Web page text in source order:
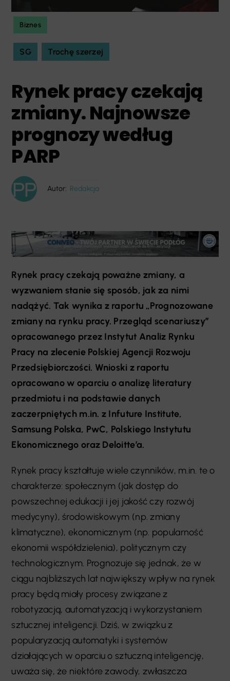
Biznes
SG Trochę szerzej
Rynek pracy czekają
zmiany. Najnowsze
prognozy według
PARP
Autor: Redakcja
Rynek pracy czekają poważne zmiany, a
wyzwaniem stanie się sposób, jak za nimi
nadążyć. Tak wynika z raportu „Prognozowane
zmiany na rynku pracy. Przegląd scenariuszy”
opracowanego przez Instytut Analiz Rynku
Pracy na zlecenie Polskiej Agencji Rozwoju
Przedsiębiorczości. Wnioski z raportu
opracowano w oparciu o analizę literatury
przedmiotu i na podstawie danych
zaczerpniętych m.in. z Infuture Institute,
Samsung Polska, PwC, Polskiego Instytutu
Ekonomicznego oraz Deloitte’a.
Rynek pracy kształtuje wiele czynników, m.in. te o
charakterze: społecznym (jak dostęp do
powszechnej edukacji i jej jakość czy rozwój
medycyny), środowiskowym (np. zmiany
klimatyczne), ekonomicznym (np. popularność
ekonomii współdzielenia), politycznym czy
technologicznym. Prognozuje się jednak, że w
ciągu najbliższych lat największy wpływ na rynek
pracy będą miały procesy związane z
robotyzacją, automatyzacją i wykorzystaniem
sztucznej inteligencji. Dziś, w związku z
popularyzacją automatyki i systemów
działających w oparciu o sztuczną inteligencję,
uważa się, że niektóre zawody, zwłaszcza